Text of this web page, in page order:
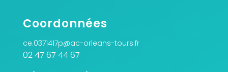
Coordonnées
ce.0371417p@ac-orleans-tours.fr
02 47 67 44 67